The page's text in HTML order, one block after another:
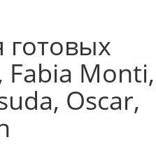
готовых
Fabia Monti,
Oscar,